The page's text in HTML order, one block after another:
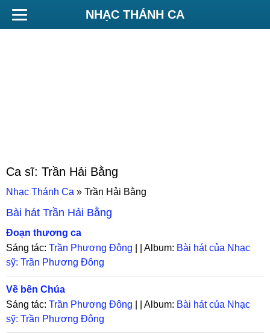
NHẠC THÁNH CA
Ca sĩ: Trần Hải Bằng
Nhạc Thánh Ca » Trần Hải Bằng
Bài hát Trần Hải Bằng
Đoạn thương ca
Sáng tác: Trần Phương Đông | | Album: Bài hát của Nhạc
sỹ: Trần Phương Đông
Về bên Chúa
Sáng tác: Trần Phương Đông | | Album: Bài hát của Nhạc
sỹ: Trần Phương Đông